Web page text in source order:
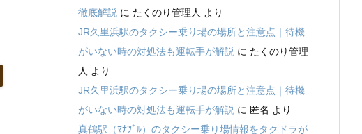
徹底解説 に たくのり管理人 より
JR久里浜駅のタクシー乗り場の場所と注意点｜待機
がいない時の対処法も運転手が解説 に たくのり管理
人 より
JR久里浜駅のタクシー乗り場の場所と注意点｜待機
がいない時の対処法も運転手が解説 に 匿名 より
真鶴駅（ﾏﾅﾂﾞﾙ）のタクシー乗り場情報をタクドラが